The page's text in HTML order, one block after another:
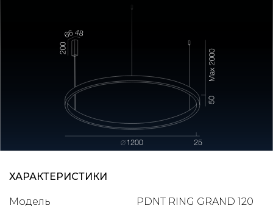
ХАРАКТЕРИСТИКИ
Модель PDNT RING GRAND 120